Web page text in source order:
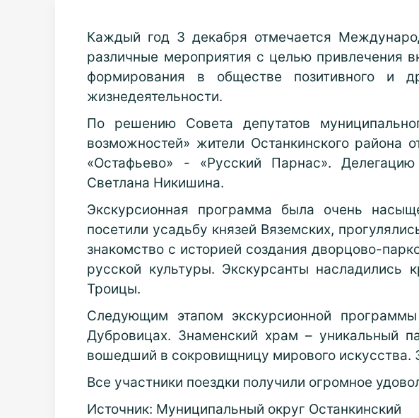
Каждый год 3 декабря отмечается
различные мероприятия с целью привлечения
формирования в обществе позитивного и
жизнедеятельности.
По решению Совета депутатов
возможностей» жители Останкинского района
«Остафьево» - «Русский Парнас».
Светлана Никишина.
Экскурсионная программа была очень
посетили усадьбу князей Вяземских,
знакомство с историей создания дворцово-
русской культуры. Экскурсанты насладились
Троицы.
Следующим этапом экскурсионной
Дубровицах. Знаменский храм – уникальный
вошедший в сокровищницу мирового
Все участники поездки получили огромное
Источник: Муниципальный округ Останкинский